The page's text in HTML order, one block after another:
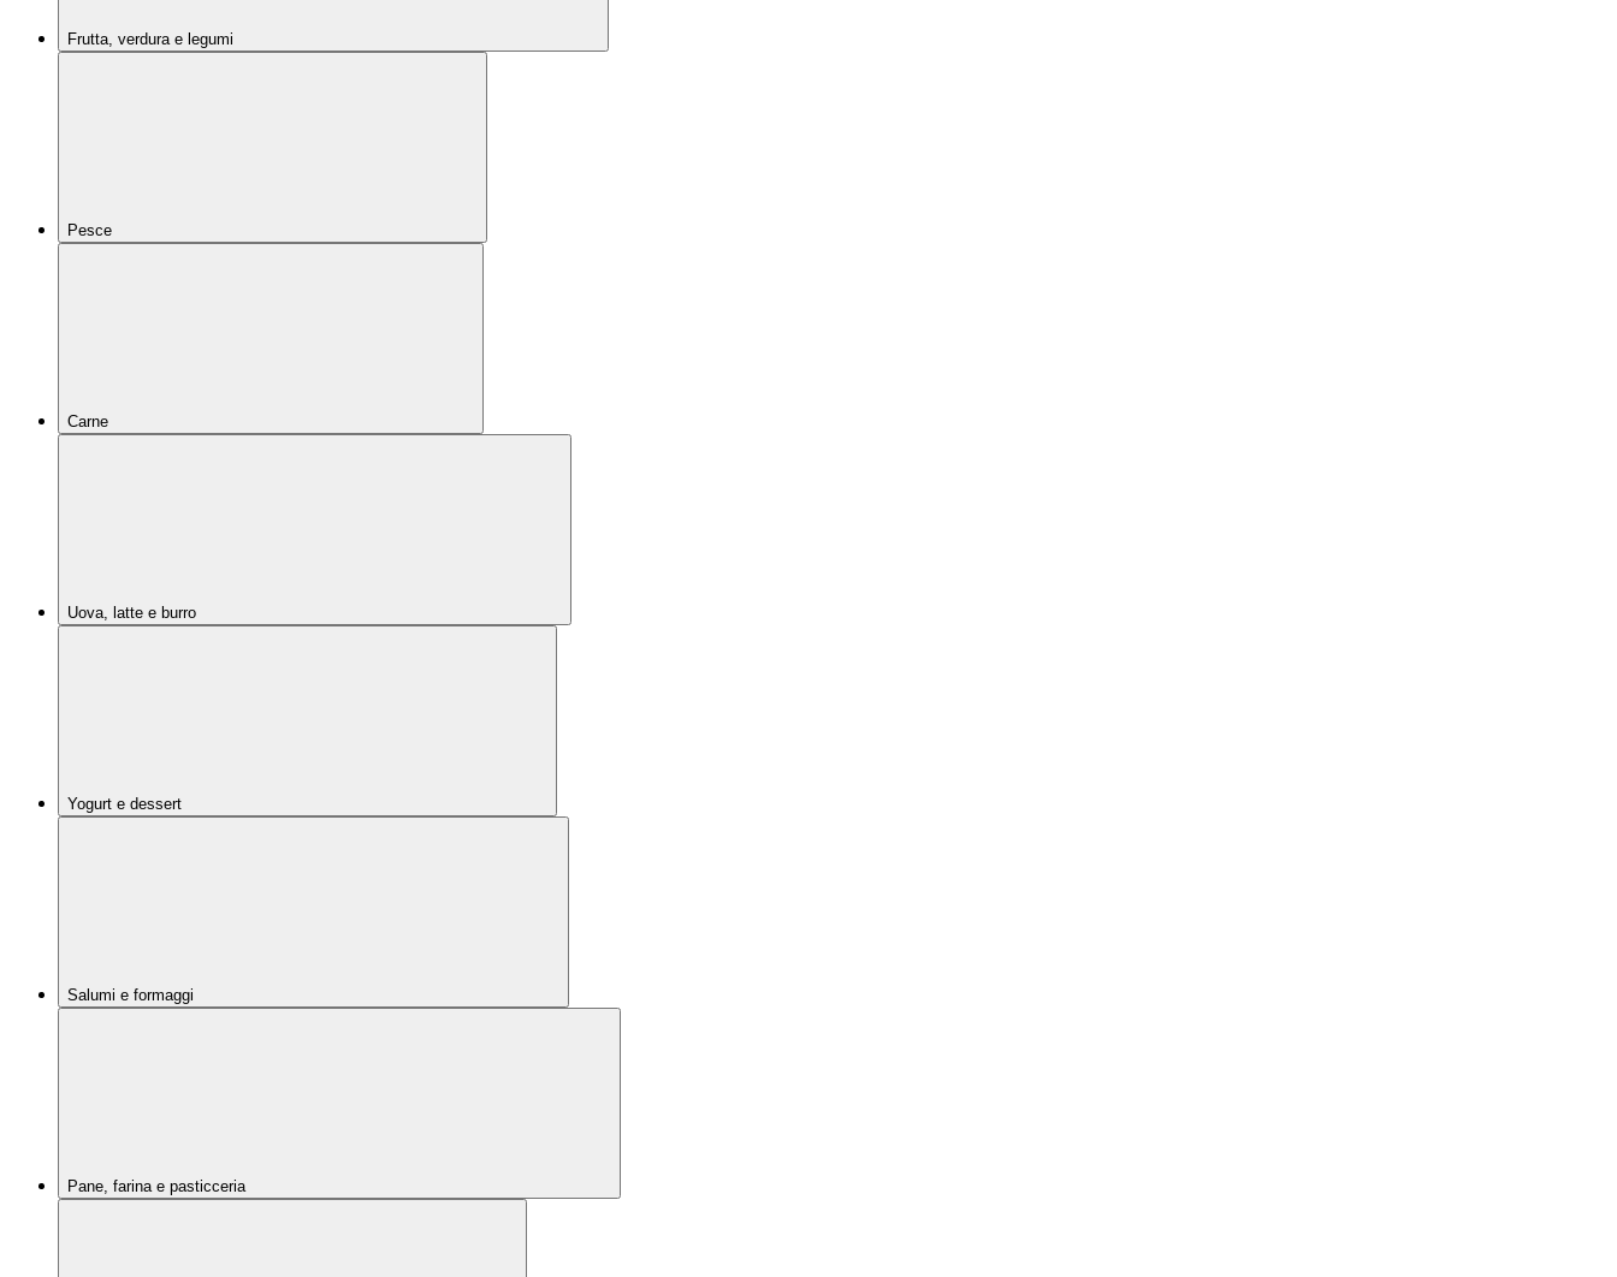
Frutta, verdura e legumi
Pesce
Carne
Uova, latte e burro
Yogurt e dessert
Salumi e formaggi
Pane, farina e pasticceria